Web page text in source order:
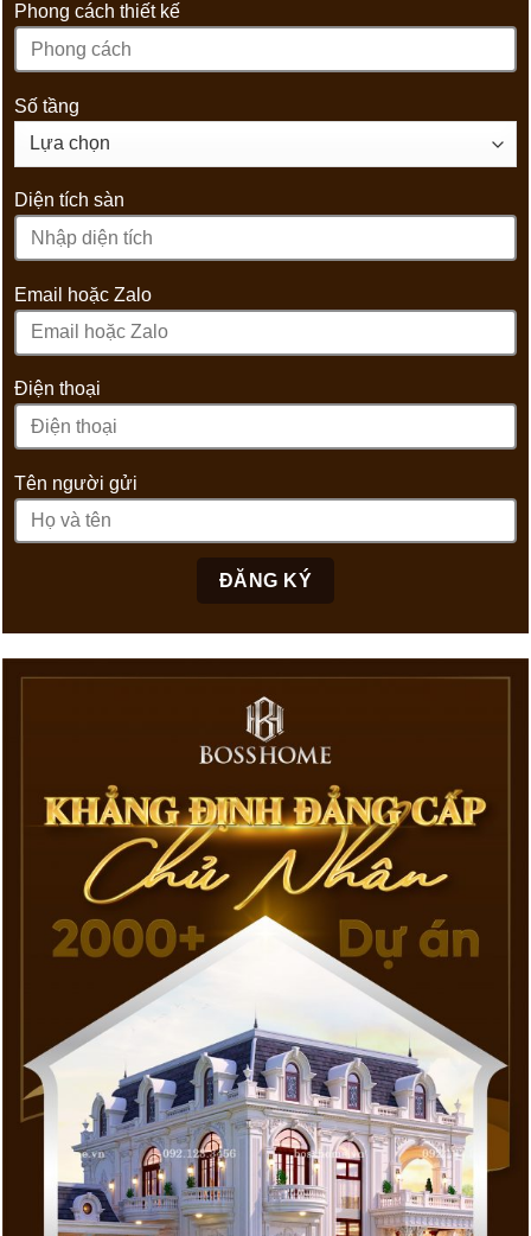
Phong cách thiết kế
Số tầng
Diện tích sàn
Email hoặc Zalo
Điện thoại
Tên người gửi